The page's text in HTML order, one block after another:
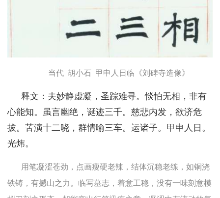
当代 胡小石 甲申人日临《刘碑寺造像》
释文：夫妙静虚凝，圣踪难寻。惔怕无相，非有
心能知。虽言幽绝，诞迹三千。慈悲内发，欲济危
拔。苦演十二晓，群情喻三车。运诸子。甲申人日。
光炜。
用笔凝涩苍劲，点画瘦硬老辣，结体沉稳老练，如铜浇
铁铸，有撼山之力。临写墓志，着意工稳，没有一味刻意模